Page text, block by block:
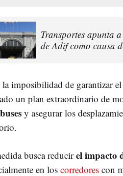
Transportes apunta
de Adif como causa
imposibilidad de garantizar
un plan extraordinario de
y asegurar los
busca reducirel impacto
en los corredores con